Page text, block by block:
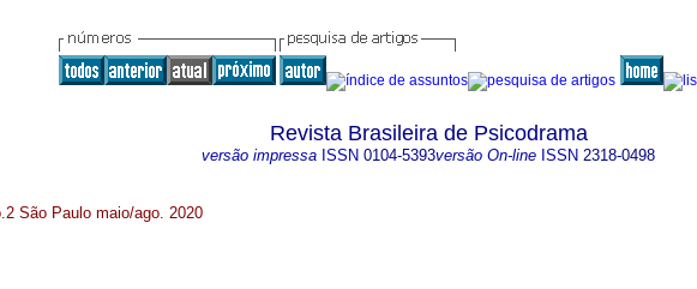
Revista Brasileira de Psicodrama
versão impressa ISSN 0104-5393versão On-line ISSN 2318-0498
São Paulo maio/ago. 2020